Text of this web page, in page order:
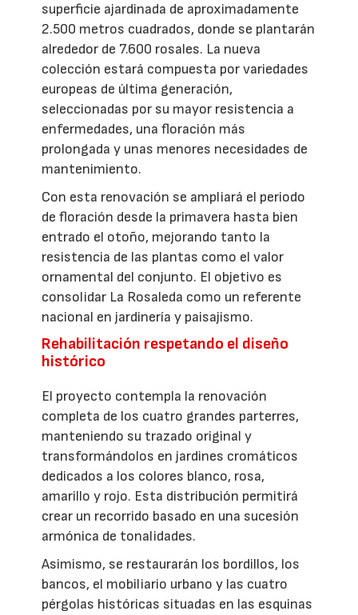
superficie ajardinada de aproximadamente
2.500 metros cuadrados, donde se plantarán
alrededor de 7.600 rosales. La nueva
colección estará compuesta por variedades
europeas de última generación,
seleccionadas por su mayor resistencia a
enfermedades, una floración más
prolongada y unas menores necesidades de
mantenimiento.
Con esta renovación se ampliará el periodo
de floración desde la primavera hasta bien
entrado el otoño, mejorando tanto la
resistencia de las plantas como el valor
ornamental del conjunto. El objetivo es
consolidar La Rosaleda como un referente
nacional en jardinería y paisajismo.
Rehabilitación respetando el diseño
histórico
El proyecto contempla la renovación
completa de los cuatro grandes parterres,
manteniendo su trazado original y
transformándolos en jardines cromáticos
dedicados a los colores blanco, rosa,
amarillo y rojo. Esta distribución permitirá
crear un recorrido basado en una sucesión
armónica de tonalidades.
Asimismo, se restaurarán los bordillos, los
bancos, el mobiliario urbano y las cuatro
pérgolas históricas situadas en las esquinas